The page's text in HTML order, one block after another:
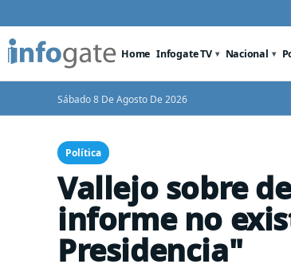
Home Infogate TV Nacional
Sábado 8 De Agosto De 2026
Política
Vallejo sobre
informe no
Presidencia"